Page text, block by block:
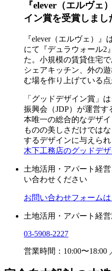
『elever（エルヴェ
イン賞を受賞しまし
『elever（エルヴェ）
にて『デュラウォール2
た。小規模の賃貸住宅
シェアキッチン、外の
む場を作り上げている点
「グッドデザイン賞」
振興会（JDP）が運営す
本唯一の総合的なデザ
ものの美しさだけでは
するデザインに与えられ
木下工務店のグッドデ
土地活用・アパート経営
い合わせください
お問い合わせフォーム
土地活用・アパート経営
03-5908-2227
営業時間：10:00〜18:00